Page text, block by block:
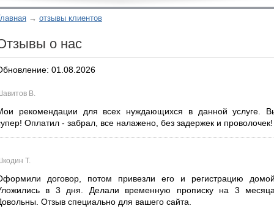
отзывы клиентов
о нас
01.08.2026
В.
рекомендации для всех нуждающихся в данной услуге.
Оплатил - забрал, все налажено, без задержек и проволочек!
Т.
договор, потом привезли его и регистрацию
в 3 дня. Делали временную прописку на 3
Отзыв специально для вашего сайта.